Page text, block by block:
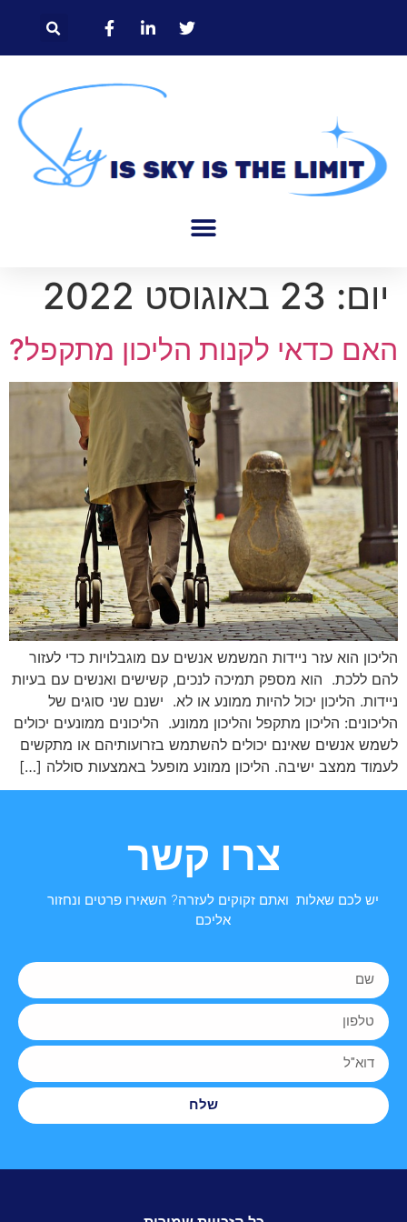
יום: 23 באוגוסט 2022
האם כדאי לקנות הליכון מתקפל?
הליכון הוא עזר ניידות המשמש אנשים עם מוגבלויות כדי לעזור
להם ללכת. הוא מספק תמיכה לנכים, קשישים ואנשים עם בעיות
ניידות. הליכון יכול להיות ממונע או לא. ישנם שני סוגים של
הליכונים: הליכון מתקפל והליכון ממונע. הליכונים ממונעים יכולים
לשמש אנשים שאינם יכולים להשתמש בזרועותיהם או מתקשים
לעמוד ממצב ישיבה. הליכון ממונע מופעל באמצעות סוללה […]
צרו קשר
יש לכם שאלות ואתם זקוקים לעזרה? השאירו פרטים ונחזור
אליכם
שלח